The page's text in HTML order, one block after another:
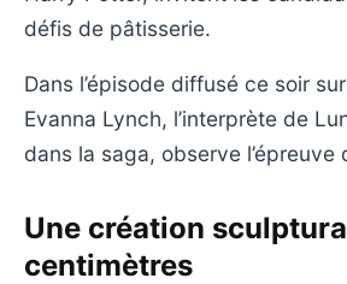
défis de pâtisserie.
Dans l’épisode diffusé ce soir
Evanna Lynch, l’interprète de
dans la saga, observe l’épreuve
Une création
centimètres